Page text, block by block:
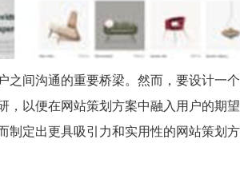
之间沟通的重要桥梁。然而，要设计一
，以便在网站策划方案中融入用户的期
定出更具吸引力和实用性的网站策划方